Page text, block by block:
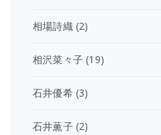
相場詩織(2)
相沢菜々子 (19)
石井優希(3)
石井薫子(2)